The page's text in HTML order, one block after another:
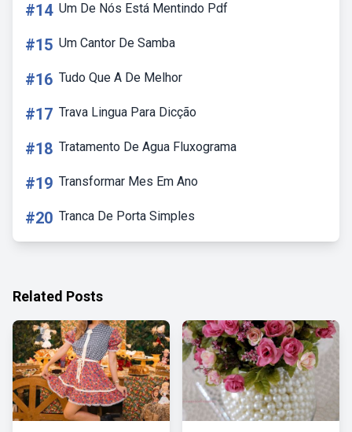
#14 Um De Nós Está Mentindo Pdf
#15 Um Cantor De Samba
#16 Tudo Que A De Melhor
#17 Trava Lingua Para Dicção
#18 Tratamento De Agua Fluxograma
#19 Transformar Mes Em Ano
#20 Tranca De Porta Simples
Related Posts